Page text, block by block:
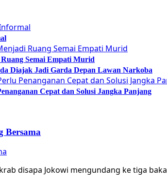
Semai Empati Murid
Diajak Jadi Garda Depan Lawan Narkoba
Cepat dan Solusi Jangka Panjang
Bersama
disapa Jokowi mengundang ke tiga